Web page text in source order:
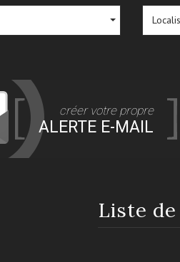
créer votre propre
ALERTE E-MAIL
Liste